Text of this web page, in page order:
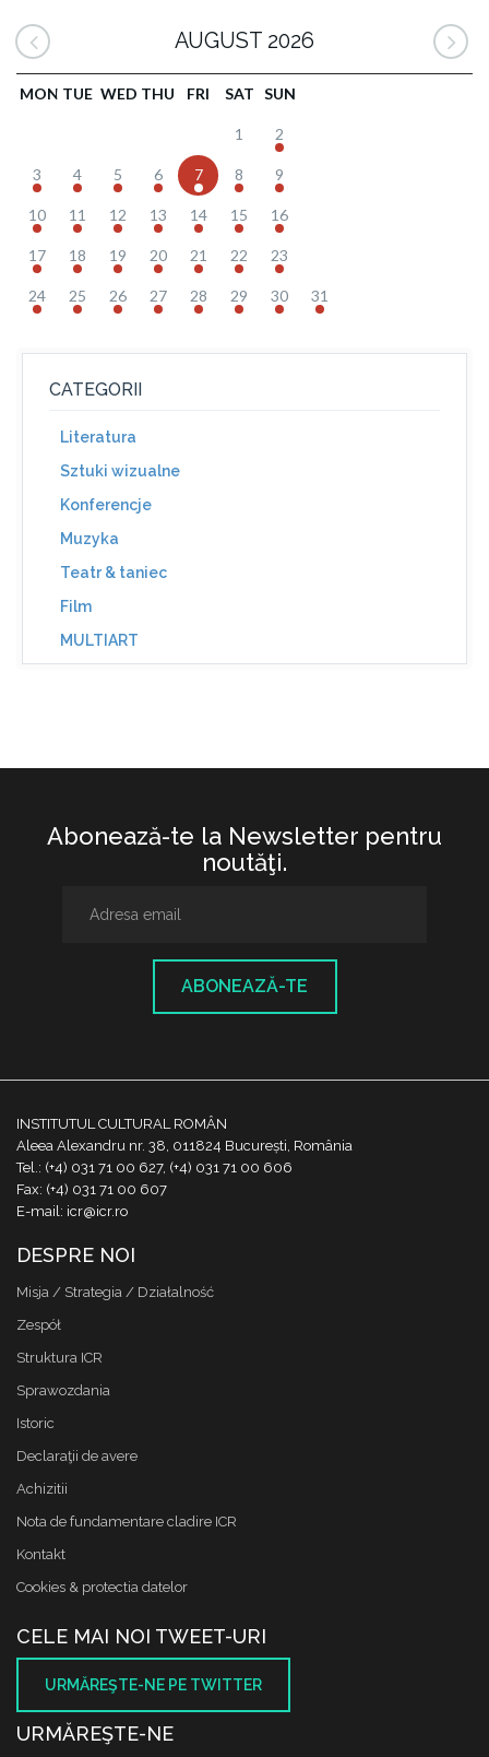
AUGUST 2026
MON TUE WED THU FRI SAT SUN
1 2
3 4 5 6 7 8 9
10 11 12 13 14 15 16
17 18 19 20 21 22 23
24 25 26 27 28 29 30 31
CATEGORII
Literatura
Sztuki wizualne
Konferencje
Muzyka
Teatr & taniec
Film
MULTIART
Abonează-te la Newsletter pentru
noutăţi.
ABONEAZĂ-TE
INSTITUTUL CULTURAL ROMÂN
Aleea Alexandru nr. 38, 011824 București, România
Tel.: (+4) 031 71 00 627, (+4) 031 71 00 606
Fax: (+4) 031 71 00 607
E-mail: icr@icr.ro
DESPRE NOI
Misja / Strategia / Działalność
Zespół
Struktura ICR
Sprawozdania
Istoric
Declaraţii de avere
Achizitii
Nota de fundamentare cladire ICR
Kontakt
Cookies & protectia datelor
CELE MAI NOI TWEET-URI
URMĂREŞTE-NE PE TWITTER
URMĂREŞTE-NE